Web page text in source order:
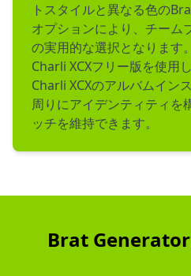
トスタイルと異なる色の
オプションにより、チーム
の実用的な選択となります
Charli XCXフリー版を使用
Charli XCXのアルバムイン
周りにアイデンティティを
ッチを維持できます。
Brat Generator